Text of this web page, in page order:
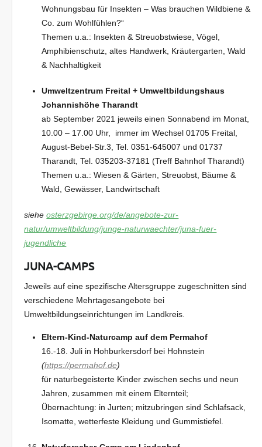
Wohnungsbau für Insekten – Was brauchen Wildbiene &
Co. zum Wohlfühlen?“
Themen u.a.: Insekten & Streuobstwiese, Vögel,
Amphibienschutz, altes Handwerk, Kräutergarten, Wald
& Nachhaltigkeit
Umweltzentrum Freital + Umweltbildungshaus
Johannishöhe Tharandt
ab September 2021 jeweils einen Sonnabend im Monat,
10.00 – 17.00 Uhr, immer im Wechsel 01705 Freital,
August-Bebel-Str.3, Tel. 0351-645007 und 01737
Tharandt, Tel. 035203-37181 (Treff Bahnhof Tharandt)
Themen u.a.: Wiesen & Gärten, Streuobst, Bäume &
Wald, Gewässer, Landwirtschaft
sieheosterzgebirge.org/de/angebote-zur-
natur/umweltbildung/junge-naturwaechter/juna-fuer-
jugendliche
JUNA-CAMPS
Jeweils auf eine spezifische Altersgruppe zugeschnitten sind
verschiedene Mehrtagesangebote bei
Umweltbildungseinrichtungen im Landkreis.
Eltern-Kind-Naturcamp auf dem Permahof
16.-18. Juli in Hohburkersdorf bei Hohnstein
(https://permahof.de)
für naturbegeisterte Kinder zwischen sechs und neun
Jahren, zusammen mit einem Elternteil;
Übernachtung: in Jurten; mitzubringen sind Schlafsack,
Isomatte, wetterfeste Kleidung und Gummistiefel.